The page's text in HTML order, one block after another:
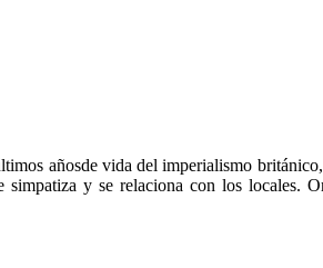
añosde vida del imperialismo
y se relaciona con los locales.